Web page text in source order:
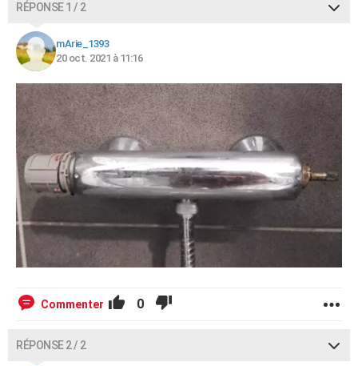
RÉPONSE 1 / 2
mArie_1393
20 oct. 2021 à 11:16
Commenter 0
RÉPONSE 2 / 2